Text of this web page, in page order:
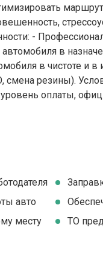
-
в
в чистоте и в
резины).
оплаты,
авто
месту
ТО